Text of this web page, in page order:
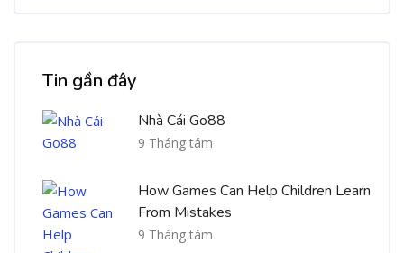
Tin gần đây
Nhà Cái Go88
9 Tháng tám
How Games Can Help Children Learn
From Mistakes
9 Tháng tám